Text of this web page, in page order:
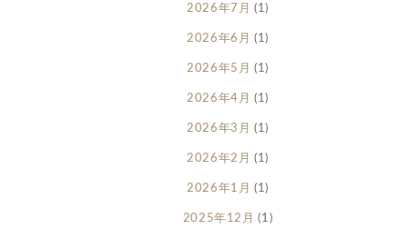
2026年7月 (1)
2026年6月 (1)
2026年5月 (1)
2026年4月 (1)
2026年3月 (1)
2026年2月 (1)
2026年1月 (1)
2025年12月 (1)